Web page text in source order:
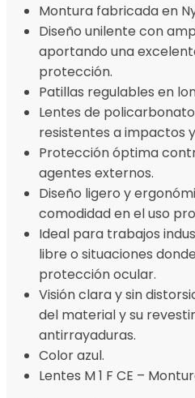
Montura fabricada en
Diseño unilente con
aportando una
protección.
Patillas regulables en
Lentes de
resistentes a impactos
Protección óptima
agentes externos.
Diseño ligero y
comodidad en el uso
Ideal para trabajos
libre o situaciones
protección ocular.
Visión clara y sin
del material y su
antirrayaduras.
Color azul.
Lentes M 1 F CE –